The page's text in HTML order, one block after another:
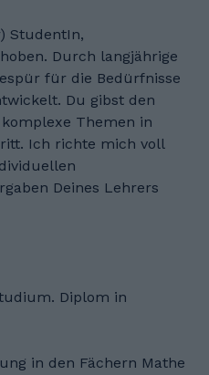
StudentIn,
Durch langjährige
für die Bedürfnisse
Du gibst den
Themen in
Ich richte mich voll
Deines Lehrers
Diplom in
in den Fächern Mathe